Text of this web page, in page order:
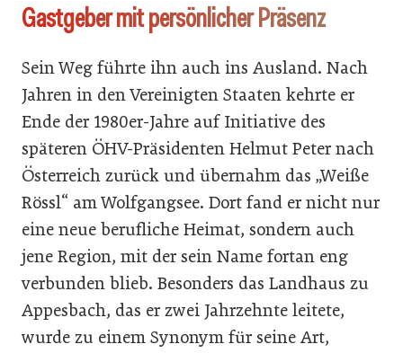
Gastgeber mit persönlicher Präsenz
Sein Weg führte ihn auch ins Ausland. Nach
Jahren in den Vereinigten Staaten kehrte er
Ende der 1980er-Jahre auf Initiative des
späteren ÖHV-Präsidenten Helmut Peter nach
Österreich zurück und übernahm das „Weiße
Rössl“ am Wolfgangsee. Dort fand er nicht nur
eine neue berufliche Heimat, sondern auch
jene Region, mit der sein Name fortan eng
verbunden blieb. Besonders das Landhaus zu
Appesbach, das er zwei Jahrzehnte leitete,
wurde zu einem Synonym für seine Art,